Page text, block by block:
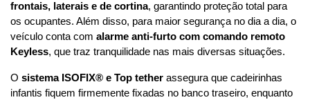
frontais, laterais e de cortina, garantindo proteção total para
os ocupantes. Além disso, para maior segurança no dia a dia, o
veículo conta com alarme anti-furto com comando remoto
Keyless, que traz tranquilidade nas mais diversas situações.
O sistema ISOFIX® e Top tether assegura que cadeirinhas
infantis fiquem firmemente fixadas no banco traseiro, enquanto